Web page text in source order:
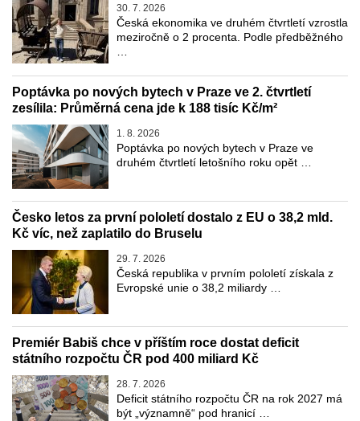
30. 7. 2026
Česká ekonomika ve druhém čtvrtletí vzrostla
meziročně o 2 procenta. Podle předběžného
Poptávka po nových bytech v Praze ve 2. čtvrtletí
zesílila: Průměrná cena jde k 188 tisíc Kč/m²
1. 8. 2026
Poptávka po nových bytech v Praze ve
druhém čtvrtletí letošního roku opět …
Česko letos za první pololetí dostalo z EU o 38,2 mld.
Kč víc, než zaplatilo do Bruselu
29. 7. 2026
Česká republika v prvním pololetí získala z
Evropské unie o 38,2 miliardy …
Premiér Babiš chce v příštím roce dostat deficit
státního rozpočtu ČR pod 400 miliard Kč
28. 7. 2026
Deficit státního rozpočtu ČR na rok 2027 má
být „významně“ pod hranicí …